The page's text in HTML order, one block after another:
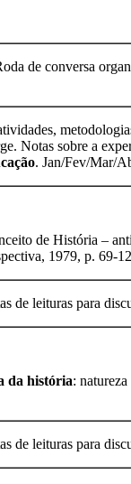
de conversa
Notas sobre a
. Jan/Fev/Mar/
de História –
1979, p. 69-
de leituras para
da história:
de leituras para